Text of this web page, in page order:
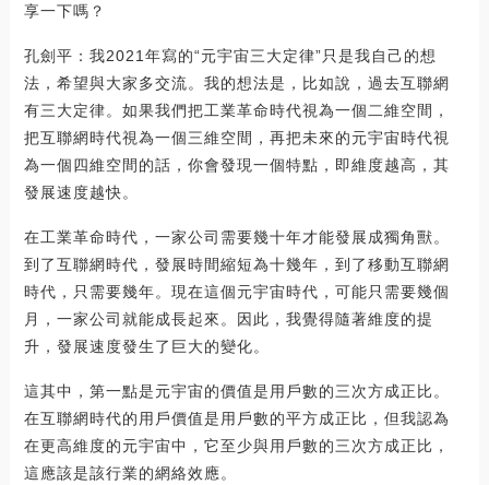
享一下嗎？
孔劍平：我2021年寫的“元宇宙三大定律”只是我自己的想
法，希望與大家多交流。我的想法是，比如說，過去互聯網
有三大定律。如果我們把工業革命時代視為一個二維空間，
把互聯網時代視為一個三維空間，再把未來的元宇宙時代視
為一個四維空間的話，你會發現一個特點，即維度越高，其
發展速度越快。
在工業革命時代，一家公司需要幾十年才能發展成獨角獸。
到了互聯網時代，發展時間縮短為十幾年，到了移動互聯網
時代，只需要幾年。現在這個元宇宙時代，可能只需要幾個
月，一家公司就能成長起來。因此，我覺得隨著維度的提
升，發展速度發生了巨大的變化。
這其中，第一點是元宇宙的價值是用戶數的三次方成正比。
在互聯網時代的用戶價值是用戶數的平方成正比，但我認為
在更高維度的元宇宙中，它至少與用戶數的三次方成正比，
這應該是該行業的網絡效應。